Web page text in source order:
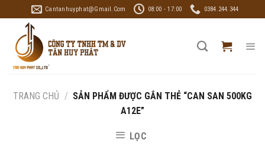
to
content
Cantanhuyphat@gmail.com 08:00 - 17:00 0384.244.344
TRANG CHỦ / SẢN PHẨM ĐƯỢC GẮN THẺ “CAN SAN 500KG
A12E”
LỌC